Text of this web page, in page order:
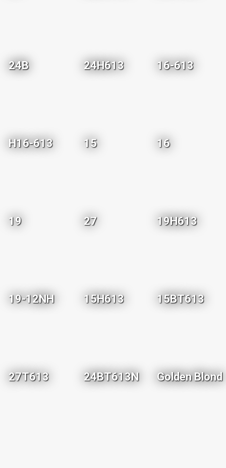
24B 24H613 16-613
H16-613 15 16
19 27 19H613
19-12NH 15H613 15BT613
27T613 24BT613N Golden Blond